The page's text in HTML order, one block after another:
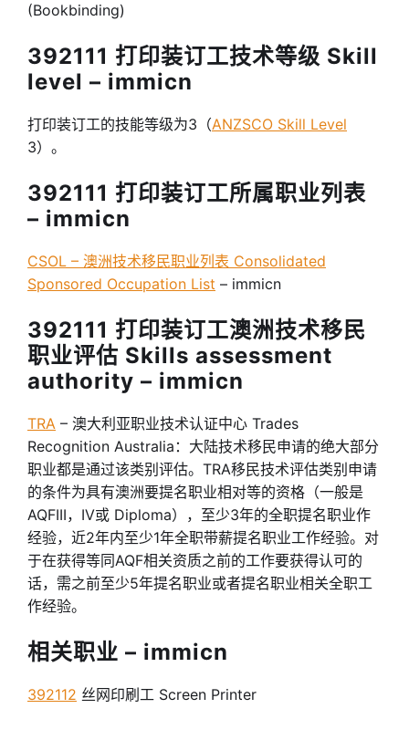
(Bookbinding)
392111 打印装订工技术等级 Skill
level – immicn
打印装订工的技能等级为3（ANZSCO Skill Level
3）。
392111 打印装订工所属职业列表
– immicn
CSOL – 澳洲技术移民职业列表 Consolidated
Sponsored Occupation List – immicn
392111 打印装订工澳洲技术移民
职业评估 Skills assessment
authority – immicn
TRA – 澳大利亚职业技术认证中心 Trades
Recognition Australia：大陆技术移民申请的绝大部分
职业都是通过该类别评估。TRA移民技术评估类别申请
的条件为具有澳洲要提名职业相对等的资格（一般是
AQFIII，IV或 Diploma），至少3年的全职提名职业作
经验，近2年内至少1年全职带薪提名职业工作经验。对
于在获得等同AQF相关资质之前的工作要获得认可的
话，需之前至少5年提名职业或者提名职业相关全职工
作经验。
相关职业 – immicn
392112 丝网印刷工 Screen Printer